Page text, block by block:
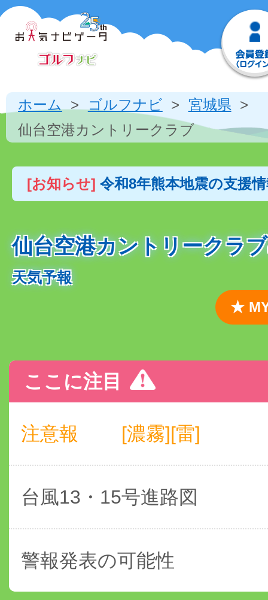
ホーム ゴルフナビ
宮城県
仙台空港カントリークラブ
[お知らせ] 令和8年熊本地震の支援
仙台空港カントリークラブ
天気予報
★
ここに注目
注意報 [濃霧][雷]
台風13・15号進路図
警報発表の可能性